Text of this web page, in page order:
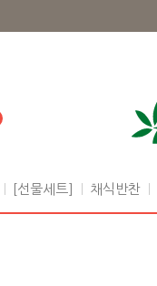
[선물세트] 채식반찬